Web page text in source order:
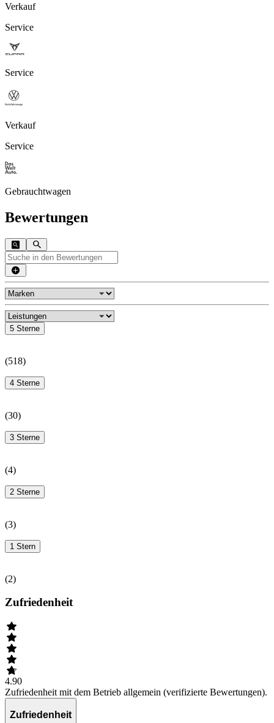
Verkauf
Service
Service
Verkauf
Service
Gebrauchtwagen
Bewertungen
5 Sterne
(518)
4 Sterne
(30)
3 Sterne
(4)
2 Sterne
(3)
1 Stern
(2)
Zufriedenheit
4.90
Zufriedenheit mit dem Betrieb allgemein (verifizierte Bewertungen).
Zufriedenheit